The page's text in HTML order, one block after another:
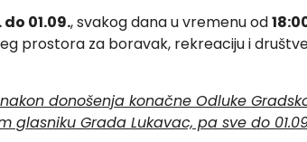
do 01.09., svakog dana u vremenu od
prostora za boravak, rekreaciju i
donošenja konačne Odluke
Grada Lukavac, pa sve do